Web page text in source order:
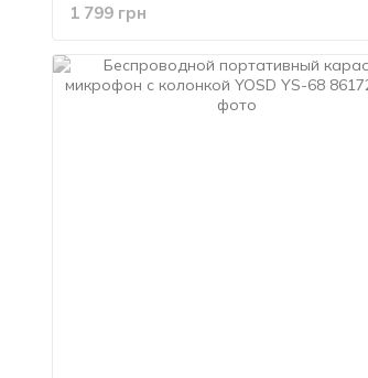
пультом
1 799 грн